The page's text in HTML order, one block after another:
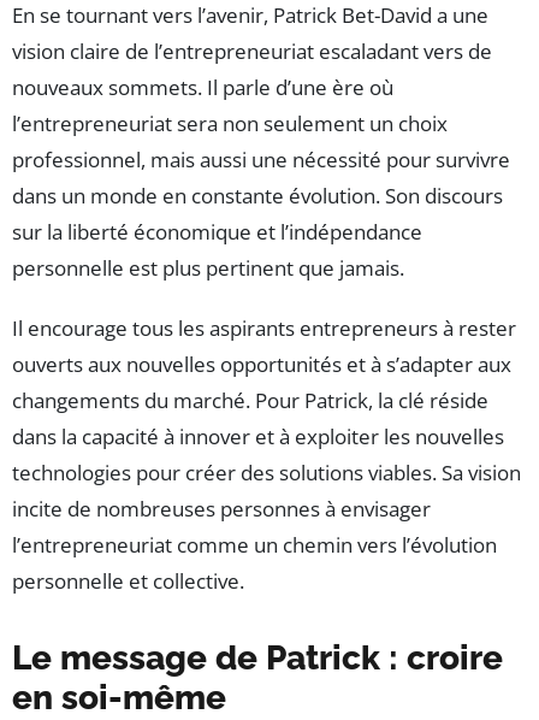
En se tournant vers l’avenir, Patrick Bet-David a une
vision claire de l’entrepreneuriat escaladant vers de
nouveaux sommets. Il parle d’une ère où
l’entrepreneuriat sera non seulement un choix
professionnel, mais aussi une nécessité pour survivre
dans un monde en constante évolution. Son discours
sur la liberté économique et l’indépendance
personnelle est plus pertinent que jamais.
Il encourage tous les aspirants entrepreneurs à rester
ouverts aux nouvelles opportunités et à s’adapter aux
changements du marché. Pour Patrick, la clé réside
dans la capacité à innover et à exploiter les nouvelles
technologies pour créer des solutions viables. Sa vision
incite de nombreuses personnes à envisager
l’entrepreneuriat comme un chemin vers l’évolution
personnelle et collective.
Le message de Patrick : croire
en soi-même